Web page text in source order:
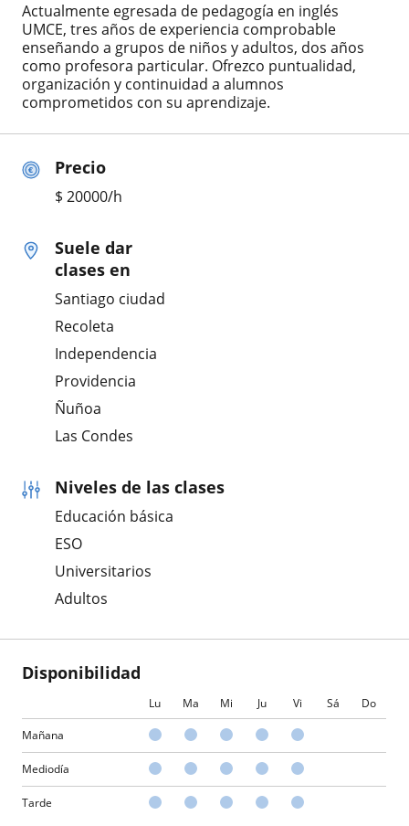
Precio
$ 20000/h
Suele dar
clases en
Santiago ciudad
Recoleta
Independencia
Providencia
Ñuñoa
Las Condes
Niveles de las clases
Educación básica
ESO
Universitarios
Adultos
Disponibilidad
Lu Ma Mi Ju Vi Sá Do
Mañana
Mediodía
Tarde
Actualmente egresada de pedagogía en inglés
UMCE, tres años de experiencia comprobable
enseñando a grupos de niños y adultos, dos años
como profesora particular. Ofrezco puntualidad,
organización y continuidad a alumnos
comprometidos con su aprendizaje.